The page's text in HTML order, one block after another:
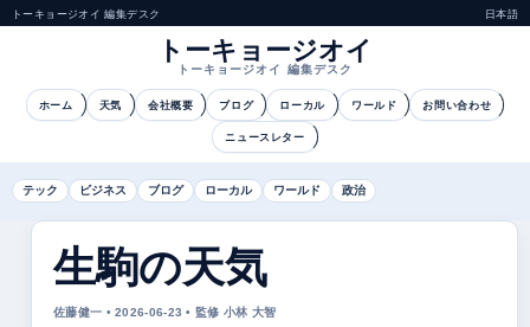
トーキョージオイ 編集デスク 日本語
トーキョージオイ
トーキョージオイ 編集デスク
ホーム 天気 会社概要 ブログ ローカル ワールド お問い合わせ
ニュースレター
テック ビジネス ブログ ローカル ワールド 政治
生駒の天気
佐藤健一 • 2026-06-23 • 監修 小林 大智